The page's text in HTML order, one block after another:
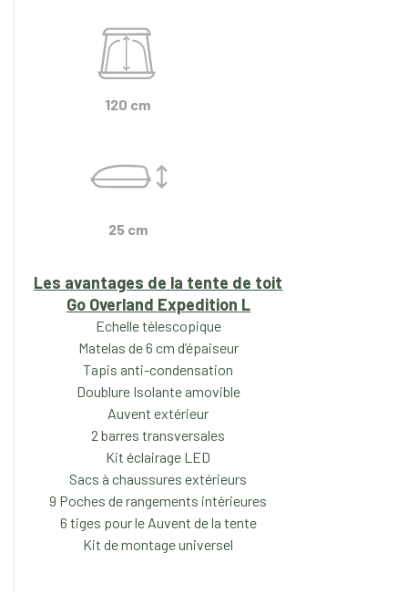
120 cm
25 cm
Les avantages de la tente de toit
Go Overland Expedition L
Echelle télescopique
Matelas de 6 cm d’épaiseur
Tapis anti-condensation
Doublure Isolante amovible
Auvent extérieur
2 barres transversales
Kit éclairage LED
Sacs à chaussures extérieurs
9 Poches de rangements intérieures
6 tiges pour le Auvent de la tente
Kit de montage universel